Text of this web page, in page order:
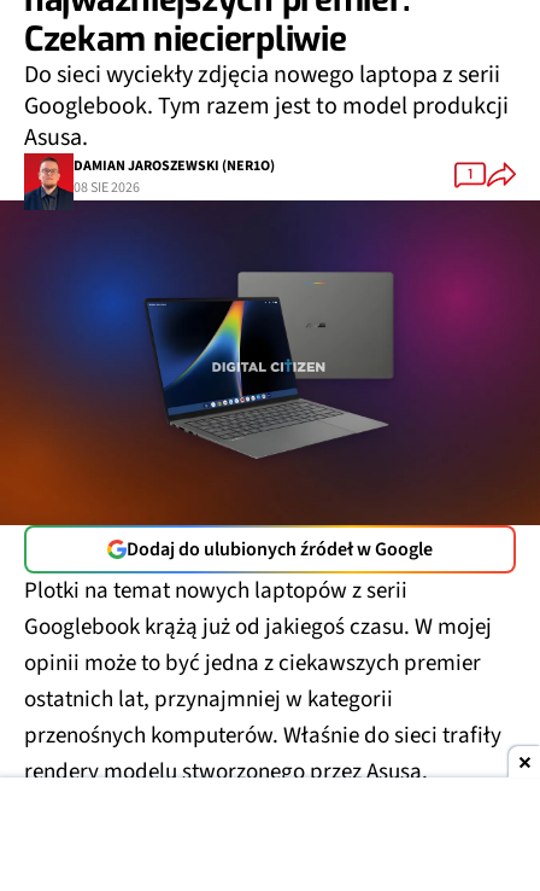
Czekam niecierpliwie
Do sieci wyciekły zdjęcia nowego laptopa z serii
Googlebook. Tym razem jest to model produkcji
Asusa.
DAMIAN JAROSZEWSKI (NER1O)
08 SIE 2026
1
Dodaj do ulubionych źródeł w Google
Plotki na temat nowych laptopów z serii
Googlebook krążą już od jakiegoś czasu. W mojej
opinii może to być jedna z ciekawszych premier
ostatnich lat, przynajmniej w kategorii
przenośnych komputerów. Właśnie do sieci trafiły
rendery modelu stworzonego przez Asusa.